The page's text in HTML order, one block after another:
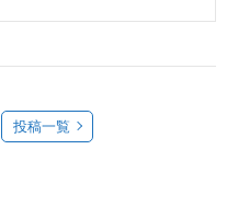
投稿一覧